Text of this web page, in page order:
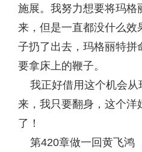
施展。我努力想要将玛格
来，但是一直都没什么效
子扔了出去，玛格丽特拼
要拿床上的鞭子。
我正好借用这个机会从
来，我只要翻身，这个洋
了！
第420章做一回黄飞鸿